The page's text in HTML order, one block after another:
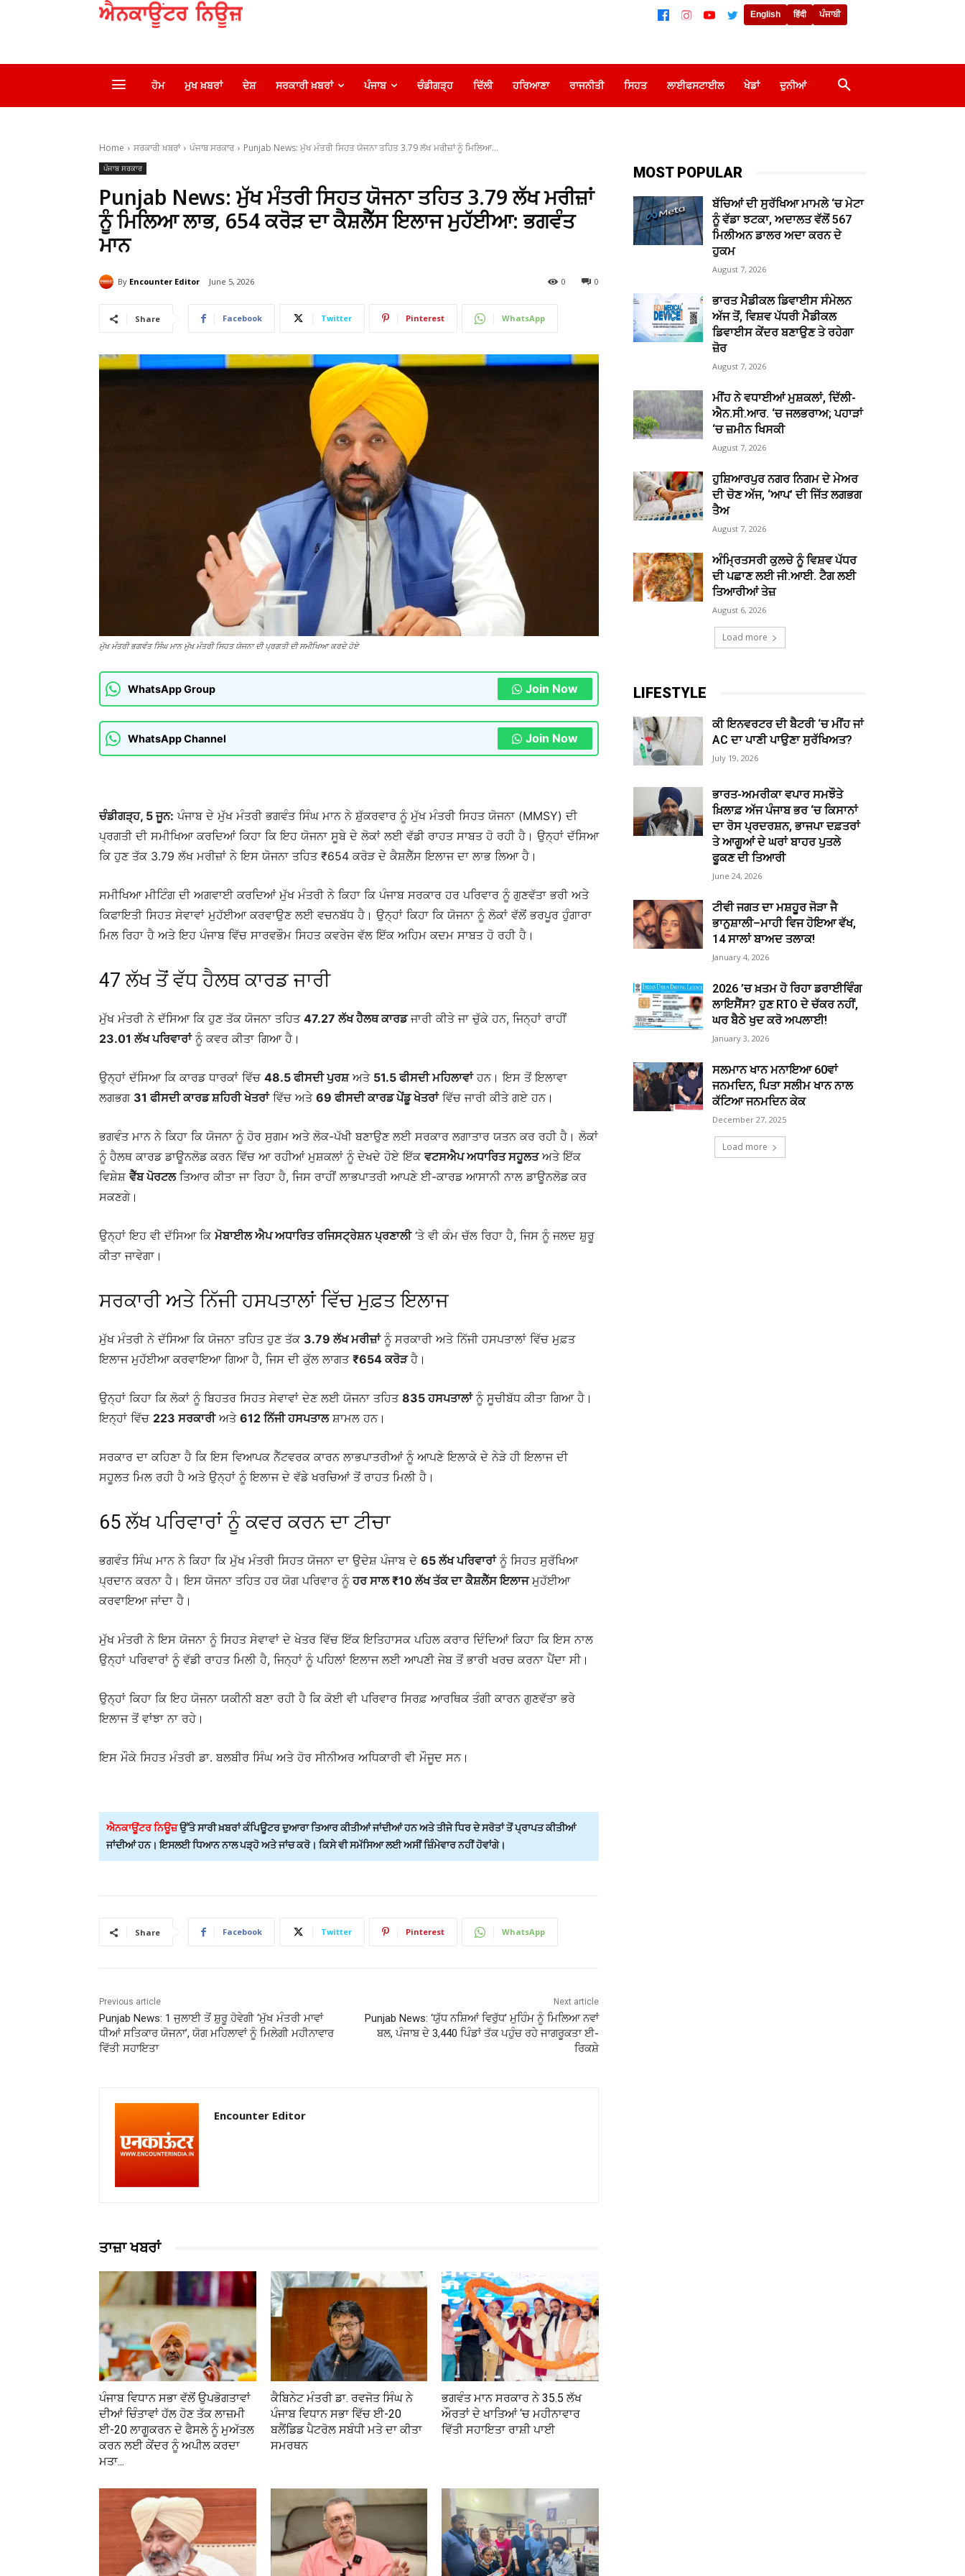
English हिंदी ਪੰਜਾਬੀ
ਹੋਮ ਮੁਖ ਖ਼ਬਰਾਂ ਦੇਸ਼ ਸਰਕਾਰੀ ਖ਼ਬਰਾਂ ਪੰਜਾਬ ਚੰਡੀਗੜ੍ਹ ਦਿੱਲੀ ਹਰਿਆਣਾ ਰਾਜਨੀਤੀ ਸਿਹਤ ਲਾਈਫਸਟਾਈਲ ਖੇਡਾਂ ਦੁਨੀਆਂ
Home ਸਰਕਾਰੀ ਖ਼ਬਰਾਂ ਪੰਜਾਬ ਸਰਕਾਰ Punjab News: ਮੁੱਖ ਮੰਤਰੀ ਸਿਹਤ ਯੋਜਨਾ ਤਹਿਤ 3.79 ਲੱਖ ਮਰੀਜ਼ਾਂ ਨੂੰ ਮਿਲਿਆ...
ਪੰਜਾਬ ਸਰਕਾਰ
Punjab News: ਮੁੱਖ ਮੰਤਰੀ ਸਿਹਤ ਯੋਜਨਾ ਤਹਿਤ 3.79 ਲੱਖ ਮਰੀਜ਼ਾਂ
ਨੂੰ ਮਿਲਿਆ ਲਾਭ, ₹654 ਕਰੋੜ ਦਾ ਕੈਸ਼ਲੈੱਸ ਇਲਾਜ ਮੁਹੱਈਆ: ਭਗਵੰਤ
ਮਾਨ
By Encounter Editor June 5, 2026 0
0
Share Facebook Twitter Pinterest WhatsApp
ਮੁੱਖ ਮੰਤਰੀ ਭਗਵੰਤ ਸਿੰਘ ਮਾਨ ਮੁੱਖ ਮੰਤਰੀ ਸਿਹਤ ਯੋਜਨਾ ਦੀ ਪ੍ਰਗਤੀ ਦੀ ਸਮੀਖਿਆ ਕਰਦੇ ਹੋਏ
WhatsApp Group Join Now
WhatsApp Channel Join Now
ਚੰਡੀਗੜ੍ਹ, 5 ਜੂਨ: ਪੰਜਾਬ ਦੇ ਮੁੱਖ ਮੰਤਰੀ ਭਗਵੰਤ ਸਿੰਘ ਮਾਨ ਨੇ ਸ਼ੁੱਕਰਵਾਰ ਨੂੰ ਮੁੱਖ ਮੰਤਰੀ ਸਿਹਤ ਯੋਜਨਾ (MMSY) ਦੀ
ਪ੍ਰਗਤੀ ਦੀ ਸਮੀਖਿਆ ਕਰਦਿਆਂ ਕਿਹਾ ਕਿ ਇਹ ਯੋਜਨਾ ਸੂਬੇ ਦੇ ਲੋਕਾਂ ਲਈ ਵੱਡੀ ਰਾਹਤ ਸਾਬਤ ਹੋ ਰਹੀ ਹੈ। ਉਨ੍ਹਾਂ ਦੱਸਿਆ
ਕਿ ਹੁਣ ਤੱਕ 3.79 ਲੱਖ ਮਰੀਜ਼ਾਂ ਨੇ ਇਸ ਯੋਜਨਾ ਤਹਿਤ ₹654 ਕਰੋੜ ਦੇ ਕੈਸ਼ਲੈੱਸ ਇਲਾਜ ਦਾ ਲਾਭ ਲਿਆ ਹੈ।
ਸਮੀਖਿਆ ਮੀਟਿੰਗ ਦੀ ਅਗਵਾਈ ਕਰਦਿਆਂ ਮੁੱਖ ਮੰਤਰੀ ਨੇ ਕਿਹਾ ਕਿ ਪੰਜਾਬ ਸਰਕਾਰ ਹਰ ਪਰਿਵਾਰ ਨੂੰ ਗੁਣਵੱਤਾ ਭਰੀ ਅਤੇ
ਕਿਫਾਇਤੀ ਸਿਹਤ ਸੇਵਾਵਾਂ ਮੁਹੱਈਆ ਕਰਵਾਉਣ ਲਈ ਵਚਨਬੱਧ ਹੈ। ਉਨ੍ਹਾਂ ਕਿਹਾ ਕਿ ਯੋਜਨਾ ਨੂੰ ਲੋਕਾਂ ਵੱਲੋਂ ਭਰਪੂਰ ਹੁੰਗਾਰਾ
ਮਿਲ ਰਿਹਾ ਹੈ ਅਤੇ ਇਹ ਪੰਜਾਬ ਵਿੱਚ ਸਾਰਵਭੌਮ ਸਿਹਤ ਕਵਰੇਜ ਵੱਲ ਇੱਕ ਅਹਿਮ ਕਦਮ ਸਾਬਤ ਹੋ ਰਹੀ ਹੈ।
47 ਲੱਖ ਤੋਂ ਵੱਧ ਹੈਲਥ ਕਾਰਡ ਜਾਰੀ
ਮੁੱਖ ਮੰਤਰੀ ਨੇ ਦੱਸਿਆ ਕਿ ਹੁਣ ਤੱਕ ਯੋਜਨਾ ਤਹਿਤ 47.27 ਲੱਖ ਹੈਲਥ ਕਾਰਡਜਾਰੀ ਕੀਤੇ ਜਾ ਚੁੱਕੇ ਹਨ, ਜਿਨ੍ਹਾਂ ਰਾਹੀਂ
23.01 ਲੱਖ ਪਰਿਵਾਰਾਂਨੂੰ ਕਵਰ ਕੀਤਾ ਗਿਆ ਹੈ।
ਉਨ੍ਹਾਂ ਦੱਸਿਆ ਕਿ ਕਾਰਡ ਧਾਰਕਾਂ ਵਿੱਚ 48.5 ਫੀਸਦੀ ਪੁਰਸ਼ਅਤੇ 51.5 ਫੀਸਦੀ ਮਹਿਲਾਵਾਂਹਨ। ਇਸ ਤੋਂ ਇਲਾਵਾ
ਲਗਭਗ 31 ਫੀਸਦੀ ਕਾਰਡ ਸ਼ਹਿਰੀ ਖੇਤਰਾਂਵਿੱਚ ਅਤੇ 69 ਫੀਸਦੀ ਕਾਰਡ ਪੇਂਡੂ ਖੇਤਰਾਂਵਿੱਚ ਜਾਰੀ ਕੀਤੇ ਗਏ ਹਨ।
ਭਗਵੰਤ ਮਾਨ ਨੇ ਕਿਹਾ ਕਿ ਯੋਜਨਾ ਨੂੰ ਹੋਰ ਸੁਗਮ ਅਤੇ ਲੋਕ-ਪੱਖੀ ਬਣਾਉਣ ਲਈ ਸਰਕਾਰ ਲਗਾਤਾਰ ਯਤਨ ਕਰ ਰਹੀ ਹੈ। ਲੋਕਾਂ
ਨੂੰ ਹੈਲਥ ਕਾਰਡ ਡਾਊਨਲੋਡ ਕਰਨ ਵਿੱਚ ਆ ਰਹੀਆਂ ਮੁਸ਼ਕਲਾਂ ਨੂੰ ਦੇਖਦੇ ਹੋਏ ਇੱਕ ਵਟਸਐਪ ਅਧਾਰਿਤ ਸਹੂਲਤਅਤੇ ਇੱਕ
ਵਿਸ਼ੇਸ਼ ਵੈੱਬ ਪੋਰਟਲਤਿਆਰ ਕੀਤਾ ਜਾ ਰਿਹਾ ਹੈ, ਜਿਸ ਰਾਹੀਂ ਲਾਭਪਾਤਰੀ ਆਪਣੇ ਈ-ਕਾਰਡ ਆਸਾਨੀ ਨਾਲ ਡਾਊਨਲੋਡ ਕਰ
ਸਕਣਗੇ।
ਉਨ੍ਹਾਂ ਇਹ ਵੀ ਦੱਸਿਆ ਕਿ ਮੋਬਾਈਲ ਐਪ ਅਧਾਰਿਤ ਰਜਿਸਟ੍ਰੇਸ਼ਨ ਪ੍ਰਣਾਲੀ‘ਤੇ ਵੀ ਕੰਮ ਚੱਲ ਰਿਹਾ ਹੈ, ਜਿਸ ਨੂੰ ਜਲਦ ਸ਼ੁਰੂ
ਕੀਤਾ ਜਾਵੇਗਾ।
ਸਰਕਾਰੀ ਅਤੇ ਨਿੱਜੀ ਹਸਪਤਾਲਾਂ ਵਿੱਚ ਮੁਫ਼ਤ ਇਲਾਜ
ਮੁੱਖ ਮੰਤਰੀ ਨੇ ਦੱਸਿਆ ਕਿ ਯੋਜਨਾ ਤਹਿਤ ਹੁਣ ਤੱਕ 3.79 ਲੱਖ ਮਰੀਜ਼ਾਂਨੂੰ ਸਰਕਾਰੀ ਅਤੇ ਨਿੱਜੀ ਹਸਪਤਾਲਾਂ ਵਿੱਚ ਮੁਫ਼ਤ
ਇਲਾਜ ਮੁਹੱਈਆ ਕਰਵਾਇਆ ਗਿਆ ਹੈ, ਜਿਸ ਦੀ ਕੁੱਲ ਲਾਗਤ ₹654 ਕਰੋੜਹੈ।
ਉਨ੍ਹਾਂ ਕਿਹਾ ਕਿ ਲੋਕਾਂ ਨੂੰ ਬਿਹਤਰ ਸਿਹਤ ਸੇਵਾਵਾਂ ਦੇਣ ਲਈ ਯੋਜਨਾ ਤਹਿਤ 835 ਹਸਪਤਾਲਾਂਨੂੰ ਸੂਚੀਬੱਧ ਕੀਤਾ ਗਿਆ ਹੈ।
ਇਨ੍ਹਾਂ ਵਿੱਚ 223 ਸਰਕਾਰੀਅਤੇ 612 ਨਿੱਜੀ ਹਸਪਤਾਲਸ਼ਾਮਲ ਹਨ।
ਸਰਕਾਰ ਦਾ ਕਹਿਣਾ ਹੈ ਕਿ ਇਸ ਵਿਆਪਕ ਨੈੱਟਵਰਕ ਕਾਰਨ ਲਾਭਪਾਤਰੀਆਂ ਨੂੰ ਆਪਣੇ ਇਲਾਕੇ ਦੇ ਨੇੜੇ ਹੀ ਇਲਾਜ ਦੀ
ਸਹੂਲਤ ਮਿਲ ਰਹੀ ਹੈ ਅਤੇ ਉਨ੍ਹਾਂ ਨੂੰ ਇਲਾਜ ਦੇ ਵੱਡੇ ਖਰਚਿਆਂ ਤੋਂ ਰਾਹਤ ਮਿਲੀ ਹੈ।
65 ਲੱਖ ਪਰਿਵਾਰਾਂ ਨੂੰ ਕਵਰ ਕਰਨ ਦਾ ਟੀਚਾ
ਭਗਵੰਤ ਸਿੰਘ ਮਾਨ ਨੇ ਕਿਹਾ ਕਿ ਮੁੱਖ ਮੰਤਰੀ ਸਿਹਤ ਯੋਜਨਾ ਦਾ ਉਦੇਸ਼ ਪੰਜਾਬ ਦੇ 65 ਲੱਖ ਪਰਿਵਾਰਾਂਨੂੰ ਸਿਹਤ ਸੁਰੱਖਿਆ
ਪ੍ਰਦਾਨ ਕਰਨਾ ਹੈ। ਇਸ ਯੋਜਨਾ ਤਹਿਤ ਹਰ ਯੋਗ ਪਰਿਵਾਰ ਨੂੰਹਰ ਸਾਲ ₹10 ਲੱਖ ਤੱਕ ਦਾ ਕੈਸ਼ਲੈੱਸ ਇਲਾਜਮੁਹੱਈਆ
ਕਰਵਾਇਆ ਜਾਂਦਾ ਹੈ।
ਮੁੱਖ ਮੰਤਰੀ ਨੇ ਇਸ ਯੋਜਨਾ ਨੂੰ ਸਿਹਤ ਸੇਵਾਵਾਂ ਦੇ ਖੇਤਰ ਵਿੱਚ ਇੱਕ ਇਤਿਹਾਸਕ ਪਹਿਲ ਕਰਾਰ ਦਿੰਦਿਆਂ ਕਿਹਾ ਕਿ ਇਸ ਨਾਲ
ਉਨ੍ਹਾਂ ਪਰਿਵਾਰਾਂ ਨੂੰ ਵੱਡੀ ਰਾਹਤ ਮਿਲੀ ਹੈ, ਜਿਨ੍ਹਾਂ ਨੂੰ ਪਹਿਲਾਂ ਇਲਾਜ ਲਈ ਆਪਣੀ ਜੇਬ ਤੋਂ ਭਾਰੀ ਖਰਚ ਕਰਨਾ ਪੈਂਦਾ ਸੀ।
ਉਨ੍ਹਾਂ ਕਿਹਾ ਕਿ ਇਹ ਯੋਜਨਾ ਯਕੀਨੀ ਬਣਾ ਰਹੀ ਹੈ ਕਿ ਕੋਈ ਵੀ ਪਰਿਵਾਰ ਸਿਰਫ਼ ਆਰਥਿਕ ਤੰਗੀ ਕਾਰਨ ਗੁਣਵੱਤਾ ਭਰੇ
ਇਲਾਜ ਤੋਂ ਵਾਂਝਾ ਨਾ ਰਹੇ।
ਇਸ ਮੌਕੇ ਸਿਹਤ ਮੰਤਰੀ ਡਾ. ਬਲਬੀਰ ਸਿੰਘ ਅਤੇ ਹੋਰ ਸੀਨੀਅਰ ਅਧਿਕਾਰੀ ਵੀ ਮੌਜੂਦ ਸਨ।
ਐਨਕਾਊਂਟਰ ਨਿਊਜ਼ਉੱਤੇ ਸਾਰੀ ਖ਼ਬਰਾਂ ਕੰਪਿਊਟਰ ਦੁਆਰਾ ਤਿਆਰ ਕੀਤੀਆਂ ਜਾਂਦੀਆਂ ਹਨ ਅਤੇ ਤੀਜੇ ਧਿਰ ਦੇ ਸਰੋਤਾਂ ਤੋਂ ਪ੍ਰਾਪਤ ਕੀਤੀਆਂ
ਜਾਂਦੀਆਂ ਹਨ। ਇਸਲਈ ਧਿਆਨ ਨਾਲ ਪੜ੍ਹੋ ਅਤੇ ਜਾਂਚ ਕਰੋ। ਕਿਸੇ ਵੀ ਸਮੱਸਿਆ ਲਈ ਅਸੀਂ ਜ਼ਿੰਮੇਵਾਰ ਨਹੀਂ ਹੋਵਾਂਗੇ।
Share Facebook Twitter Pinterest WhatsApp
Previous article
Punjab News: 1 ਜੁਲਾਈ ਤੋਂ ਸ਼ੁਰੂ ਹੋਵੇਗੀ ‘ਮੁੱਖ ਮੰਤਰੀ ਮਾਵਾਂ
ਧੀਆਂ ਸਤਿਕਾਰ ਯੋਜਨਾ’, ਯੋਗ ਮਹਿਲਾਵਾਂ ਨੂੰ ਮਿਲੇਗੀ ਮਹੀਨਾਵਾਰ
ਵਿੱਤੀ ਸਹਾਇਤਾ
Next article
Punjab News: ‘ਯੁੱਧ ਨਸ਼ਿਆਂ ਵਿਰੁੱਧ’ ਮੁਹਿੰਮ ਨੂੰ ਮਿਲਿਆ ਨਵਾਂ
ਬਲ, ਪੰਜਾਬ ਦੇ 3,440 ਪਿੰਡਾਂ ਤੱਕ ਪਹੁੰਚ ਰਹੇ ਜਾਗਰੂਕਤਾ ਈ-
ਰਿਕਸ਼ੇ
Encounter Editor
ਤਾਜ਼ਾ ਖਬਰਾਂ
ਪੰਜਾਬ ਵਿਧਾਨ ਸਭਾ ਵੱਲੋਂ ਉਪਭੋਗਤਾਵਾਂ
ਦੀਆਂ ਚਿੰਤਾਵਾਂ ਹੱਲ ਹੋਣ ਤੱਕ ਲਾਜ਼ਮੀ
ਈ-20 ਲਾਗੂਕਰਨ ਦੇ ਫੈਸਲੇ ਨੂੰ ਮੁਅੱਤਲ
ਕਰਨ ਲਈ ਕੇਂਦਰ ਨੂੰ ਅਪੀਲ ਕਰਦਾ
ਮਤਾ...
ਕੈਬਿਨੇਟ ਮੰਤਰੀ ਡਾ. ਰਵਜੋਤ ਸਿੰਘ ਨੇ
ਪੰਜਾਬ ਵਿਧਾਨ ਸਭਾ ਵਿੱਚ ਈ-20
ਬਲੈਂਡਿਡ ਪੈਟਰੋਲ ਸਬੰਧੀ ਮਤੇ ਦਾ ਕੀਤਾ
ਸਮਰਥਨ
ਭਗਵੰਤ ਮਾਨ ਸਰਕਾਰ ਨੇ 35.5 ਲੱਖ
ਔਰਤਾਂ ਦੇ ਖਾਤਿਆਂ ‘ਚ ਮਹੀਨਾਵਾਰ
ਵਿੱਤੀ ਸਹਾਇਤਾ ਰਾਸ਼ੀ ਪਾਈ
MOST POPULAR
ਬੱਚਿਆਂ ਦੀ ਸੁਰੱਖਿਆ ਮਾਮਲੇ ‘ਚ ਮੇਟਾ
ਨੂੰ ਵੱਡਾ ਝਟਕਾ, ਅਦਾਲਤ ਵੱਲੋਂ 567
ਮਿਲੀਅਨ ਡਾਲਰ ਅਦਾ ਕਰਨ ਦੇ
ਹੁਕਮ
August 7, 2026
ਭਾਰਤ ਮੈਡੀਕਲ ਡਿਵਾਈਸ ਸੰਮੇਲਨ
ਅੱਜ ਤੋਂ, ਵਿਸ਼ਵ ਪੱਧਰੀ ਮੈਡੀਕਲ
ਡਿਵਾਈਸ ਕੇਂਦਰ ਬਣਾਉਣ ਤੇ ਰਹੇਗਾ
ਜ਼ੋਰ
August 7, 2026
ਮੀਂਹ ਨੇ ਵਧਾਈਆਂ ਮੁਸ਼ਕਲਾਂ, ਦਿੱਲੀ-
ਐਨ.ਸੀ.ਆਰ. ‘ਚ ਜਲਭਰਾਅ; ਪਹਾੜਾਂ
‘ਚ ਜ਼ਮੀਨ ਖਿਸਕੀ
August 7, 2026
ਹੁਸ਼ਿਆਰਪੁਰ ਨਗਰ ਨਿਗਮ ਦੇ ਮੇਅਰ
ਦੀ ਚੋਣ ਅੱਜ, ‘ਆਪ’ ਦੀ ਜਿੱਤ ਲਗਭਗ
ਤੈਅ
August 7, 2026
ਅੰਮ੍ਰਿਤਸਰੀ ਕੁਲਚੇ ਨੂੰ ਵਿਸ਼ਵ ਪੱਧਰ
ਦੀ ਪਛਾਣ ਲਈ ਜੀ.ਆਈ. ਟੈਗ ਲਈ
ਤਿਆਰੀਆਂ ਤੇਜ਼
August 6, 2026
Load more
LIFESTYLE
ਕੀ ਇਨਵਰਟਰ ਦੀ ਬੈਟਰੀ ‘ਚ ਮੀਂਹ ਜਾਂ
AC ਦਾ ਪਾਣੀ ਪਾਉਣਾ ਸੁਰੱਖਿਅਤ?
July 19, 2026
ਭਾਰਤ-ਅਮਰੀਕਾ ਵਪਾਰ ਸਮਝੌਤੇ
ਖ਼ਿਲਾਫ਼ ਅੱਜ ਪੰਜਾਬ ਭਰ ‘ਚ ਕਿਸਾਨਾਂ
ਦਾ ਰੋਸ ਪ੍ਰਦਰਸ਼ਨ, ਭਾਜਪਾ ਦਫ਼ਤਰਾਂ
ਤੇ ਆਗੂਆਂ ਦੇ ਘਰਾਂ ਬਾਹਰ ਪੁਤਲੇ
ਫੂਕਣ ਦੀ ਤਿਆਰੀ
June 24, 2026
ਟੀਵੀ ਜਗਤ ਦਾ ਮਸ਼ਹੂਰ ਜੋੜਾ ਜੈ
ਭਾਨੁਸ਼ਾਲੀ–ਮਾਹੀ ਵਿਜ ਹੋਇਆ ਵੱਖ,
14 ਸਾਲਾਂ ਬਾਅਦ ਤਲਾਕ!
January 4, 2026
2026 ’ਚ ਖ਼ਤਮ ਹੋ ਰਿਹਾ ਡਰਾਈਵਿੰਗ
ਲਾਇਸੈਂਸ? ਹੁਣ RTO ਦੇ ਚੱਕਰ ਨਹੀਂ,
ਘਰ ਬੈਠੇ ਖੁਦ ਕਰੋ ਅਪਲਾਈ!
January 3, 2026
ਸਲਮਾਨ ਖਾਨ ਮਨਾਇਆ 60ਵਾਂ
ਜਨਮਦਿਨ, ਪਿਤਾ ਸਲੀਮ ਖਾਨ ਨਾਲ
ਕੱਟਿਆ ਜਨਮਦਿਨ ਕੇਕ
December 27, 2025
Load more